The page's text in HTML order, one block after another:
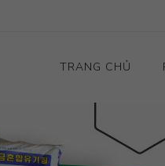
TRANG CHỦ